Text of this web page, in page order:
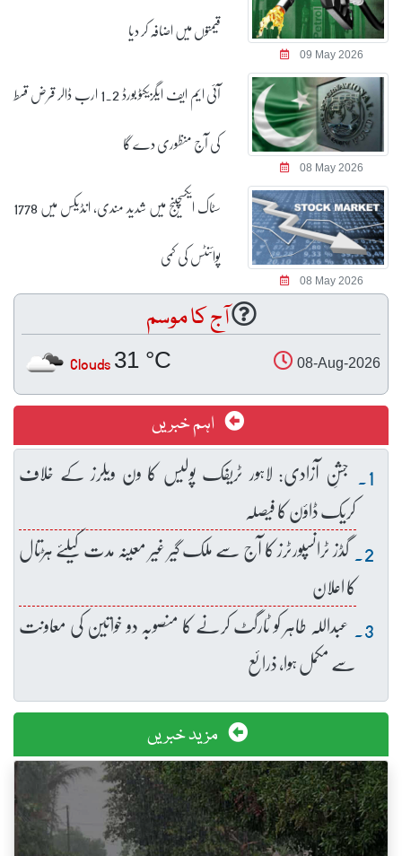
09 May 2026
قیمتوں میں اضافہ کر دیا
08 May 2026
آئی ایم ایف ایگزیکٹو بورڈ 1.2 ارب ڈالر قرض قسط
کی آج منظوری دے گا
08 May 2026
سٹاک ایکسچینج میں شدید مندی، انڈیکس میں 1778
پوائنٹس کی کمی
آج کا موسم
08-Aug-2026
31 °C
Clouds
اہم خبریں
جشنِ آزادی: لاہور ٹریفک پولیس کا ون ویلرز کے خلاف
کریک ڈاؤن کا فیصلہ
گڈز ٹرانسپورٹرز کا آج سے ملک گیر غیر معینہ مدت کیلئے ہڑتال
کا اعلان
عبداللہ طاہر کو ٹارگٹ کرنے کا منصوبہ دو خواتین کی معاونت
سے مکمل ہوا، ذرائع
مزید خبریں